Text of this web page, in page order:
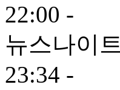
22:00 -
뉴스나이트
23:34 -